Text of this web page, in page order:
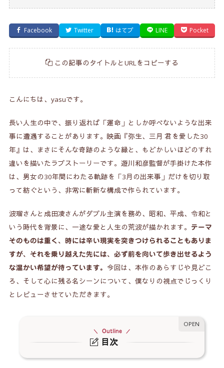
Facebook Twitter はてブ LINE Pocket
この記事のタイトルとURLをコピーする
こんにちは、yasuです。
長い人生の中で、振り返れば「運命」としか呼べないような出来
事に遭遇することがあります。映画『弥生、三月 君を愛した30
年』は、まさにそんな奇跡のような縁と、もどかしいほどのすれ
違いを描いたラブストーリーです。遊川和彦監督が手掛けた本作
は、男女の30年間にわたる軌跡を「3月の出来事」だけを切り取
って紡ぐという、非常に斬新な構成で作られています。
波瑠さんと成田凌さんがダブル主演を務め、昭和、平成、令和と
いう時代を背景に、一途な愛と人生の荒波が描かれます。
テーマ
そのものは重く、時には辛い現実を突きつけられることもありま
すが、それを乗り越えた先には、必ず前を向いて歩き出せるよう
な温かい希望が待っています。 今回は、本作のあらすじや見どこ
ろ、そして心に残る名シーンについて、僕なりの視点でじっくり
とレビューさせていただきます。
目次
Outline
1.